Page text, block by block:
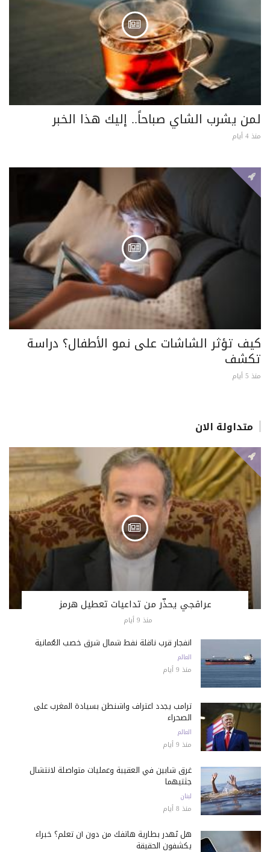
لمن يشرب الشاي صباحاً.. إليك هذا الخبر
منذ 4 أيام
كيف تؤثر الشاشات على نمو الأطفال؟ دراسة
تكشف
منذ 5 أيام
متداولة الان
عراقجي يحذّر من تداعيات تعطيل هرمز
منذ 9 أيام
انفجار قرب ناقلة نفط شمال شرق خصب العُمانية
العالم
منذ 9 أيام
ترامب يجدد اعتراف واشنطن بسيادة المغرب على
الصحراء
العالم
منذ 9 أيام
غرق شابين في العقيبة وعمليات متواصلة لانتشال
جثتيهما
لبنان
منذ 8 أيام
هل تُهدر بطارية هاتفك من دون أن تعلم؟ خبراء
يكشفون الحقيقة